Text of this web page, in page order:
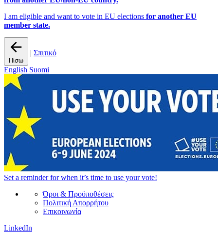
I am eligible and want to vote in EU elections for another EU
member state.
Πίσω
| Σπιτικό
English Suomi
Set a reminderfor when it’s time to use your vote!
Όροι & Προϋποθέσεις
Πολιτική Απορρήτου
Επικοινωνία
LinkedIn